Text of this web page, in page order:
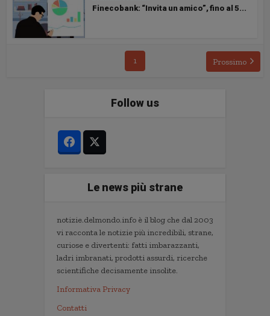
Finecobank: “Invita un amico”, fino al 5...
1 Prossimo
Follow us
Le news più strane
notizie.delmondo.info è il blog che dal 2003
vi racconta le notizie più incredibili, strane,
curiose e divertenti: fatti imbarazzanti,
ladri imbranati, prodotti assurdi, ricerche
scientifiche decisamente insolite.
Informativa Privacy
Contatti